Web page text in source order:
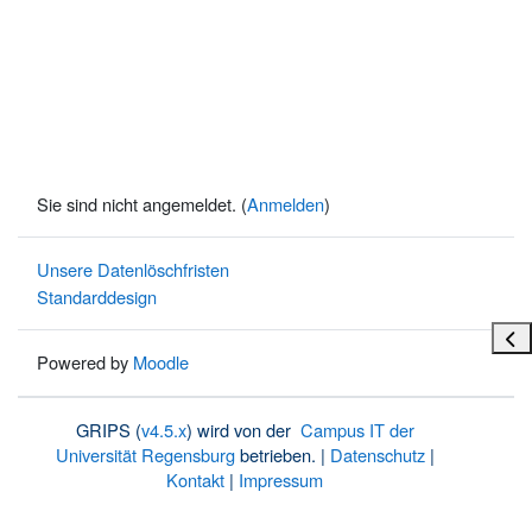
Sie sind nicht angemeldet. (Anmelden)
Unsere Datenlöschfristen
Standarddesign
Powered by Moodle
GRIPS (v4.5.x) wird von der Campus IT der
Universität Regensburgbetrieben. | Datenschutz|
Kontakt | Impressum